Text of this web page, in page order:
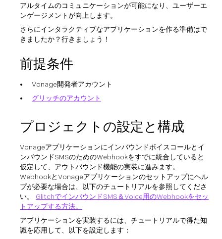
アルタイムのコミュニケーションが可能になり、ユーザーエ
ンゲージメントが向上します。
さらにインタラクティブなアプリケーションを作る準備はで
きましたか？行きましょう！
前提条件
Vonage開発者アカウント
グリッチのアカウント
プロジェクトの設定と構成
Vonageアプリケーションにインバウンドボイスコールとイ
ンバウンドSMSのためのWebhookをすでに統合していると
仮定して、アウトバウンド機能の実装に進みます。
WebhookとVonageアプリケーションのセットアップにヘル
プが必要な場合は、以下のチュートリアルを参照してくださ
い。 GlitchでインバウンドSMS＆Voice用のWebhookをセッ
トアップする方法。
アプリケーションを実装するには、チュートリアルで得た知
識を応用して、以下を設定します：